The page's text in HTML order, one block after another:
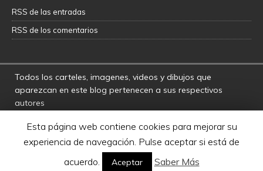
RSS de las entradas
RSS de los comentarios
Todos los carteles, imagenes, videos y dibujos que
aparezcan en este blog pertenecen a sus respectivos
autores
responsables por las opiniones manifestadas por los
usuarios y colaboradores de este blog
Star Wars es una marca registrada de Disney - Lucasfilms
Esta página web contiene cookies para mejorar su
experiencia de navegación. Pulse aceptar si está de
acuerdo.
Aceptar Saber Más